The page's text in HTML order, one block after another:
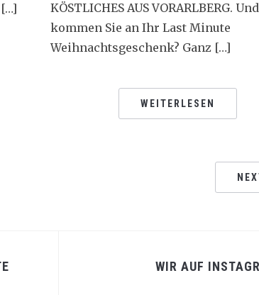
KÖSTLICHES AUS VORARLBERG.
kommen Sie an Ihr Last Minute
Weihnachtsgeschenk? Ganz […]
WEITERLESEN
WIR AUF